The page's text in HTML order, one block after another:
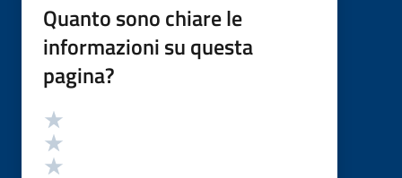
Quanto sono chiare le
informazioni su questa
pagina?
Valutazione